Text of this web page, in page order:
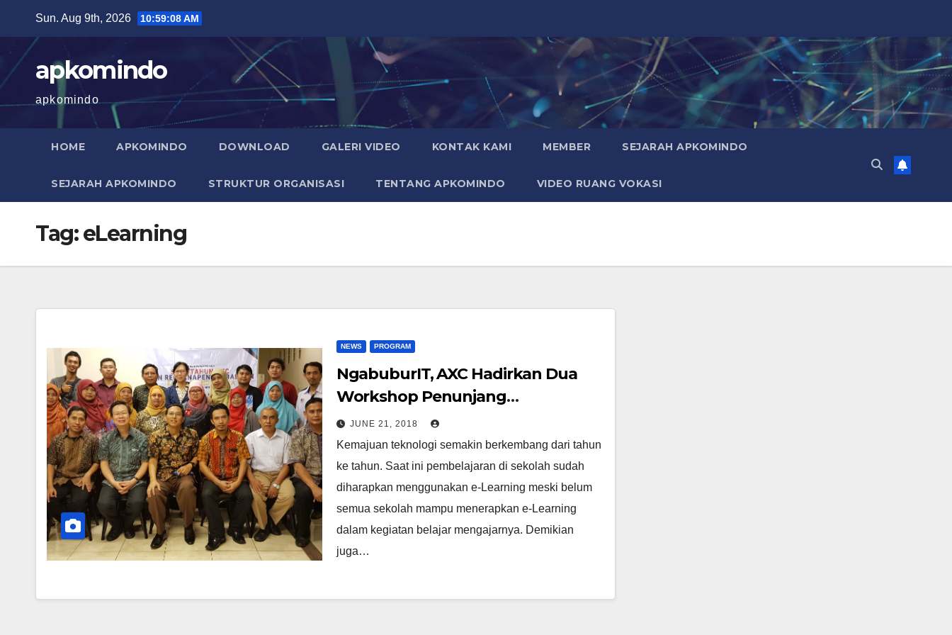
content
Sun. Aug 9th, 2026 10:59:09 AM
apkomindo
apkomindo
HOME APKOMINDO DOWNLOAD GALERI VIDEO KONTAK KAMI MEMBER SEJARAH APKOMINDO
SEJARAH APKOMINDO STRUKTUR ORGANISASI TENTANG APKOMINDO VIDEO RUANG VOKASI
Tag:eLearning
NEWS PROGRAM
NgabuburIT, AXC Hadirkan Dua
Workshop Penunjang
Pembelajaran
JUNE 21, 2018
Kemajuan teknologi semakin berkembang dari tahun
ke tahun. Saat ini pembelajaran di sekolah sudah
diharapkan menggunakan e-Learning meski belum
semua sekolah mampu menerapkan e-Learning
dalam kegiatan belajar mengajarnya. Demikian
juga…